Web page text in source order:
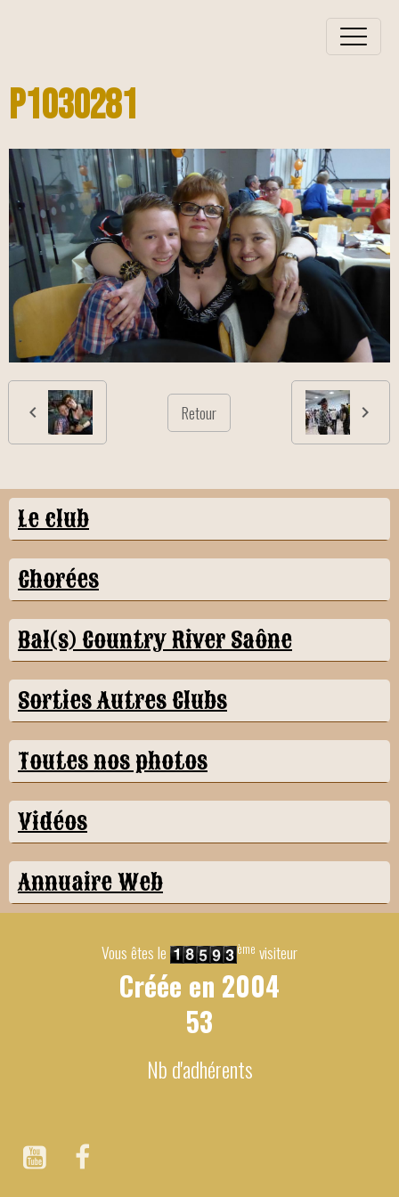
P1030281
Retour
Le club
Chorées
Bal(s) Country River Saône
Sorties Autres Clubs
Toutes nos photos
Vidéos
Annuaire Web
Vous êtes le ème visiteur
Créée en 2004
53
Nb d'adhérents